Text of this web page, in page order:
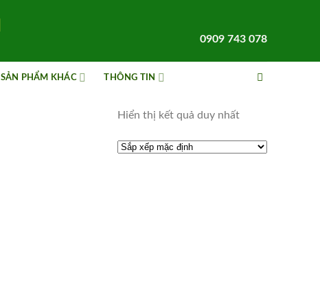
0909 743 078
SẢN PHẨM KHÁC THÔNG TIN
Hiển thị kết quả duy nhất